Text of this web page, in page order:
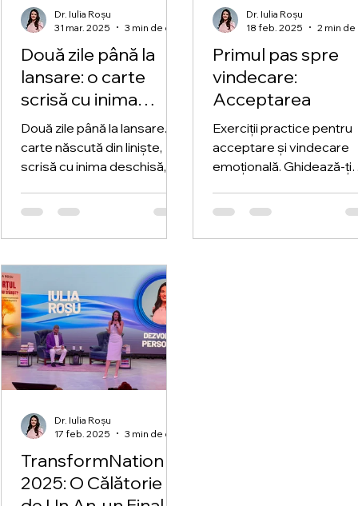
care pot transforma
durerea într-o oportunitate
de creștere personală.
Strategii depășire divo
Două zile până la
lansare: o carte
scrisă cu inima
deschisă
Două zile până la lansare. O
carte născută din liniște,
scrisă cu inima deschisă,
îndrăznesc să se
Dr. Iulia Roșu
31 mar. 2025
3 min de citit
Primul pas spre
vindecare:
Acceptarea
Exerciții practice pentru
acceptare și vindecare
emoțională. Ghidează-ți
personală prin
Dr. Iulia Roșu
18 feb. 2025
2 min
TransformNation
2025: O Călătorie
Dr. Iulia Roșu
17 feb. 2025
3 min de citit